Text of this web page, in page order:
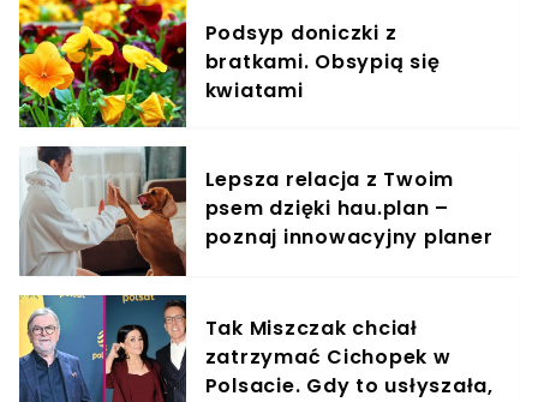
Podsyp doniczki z
bratkami. Obsypią się
kwiatami
Lepsza relacja z Twoim
psem dzięki hau.plan –
poznaj innowacyjny planer
Tak Miszczak chciał
zatrzymać Cichopek w
Polsacie. Gdy to usłyszała,